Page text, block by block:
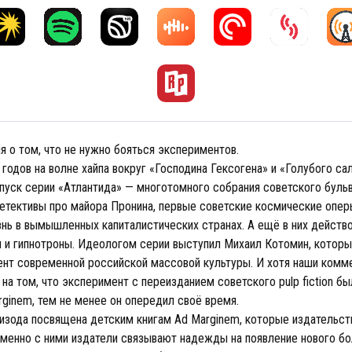
о том, что не нужно бояться экспериментов.
на волне хайпа вокруг «Господина Гексогена» и «Голубого
серии «Атлантида» — многотомного собрания советского
про майора Пронина, первые советские космические
в вымышленных капиталистических странах. А ещё в них
и гипнотроны. Идеологом серии выступил Михаил Котомин,
современной российской массовой культуры. И хотя наши
том, что эксперимент с переизданием советского pulp fiction
тем не менее он опередил своё время.
посвящена детским книгам Ad Marginem, которые
с ними издатели связывают надежды на появление нового